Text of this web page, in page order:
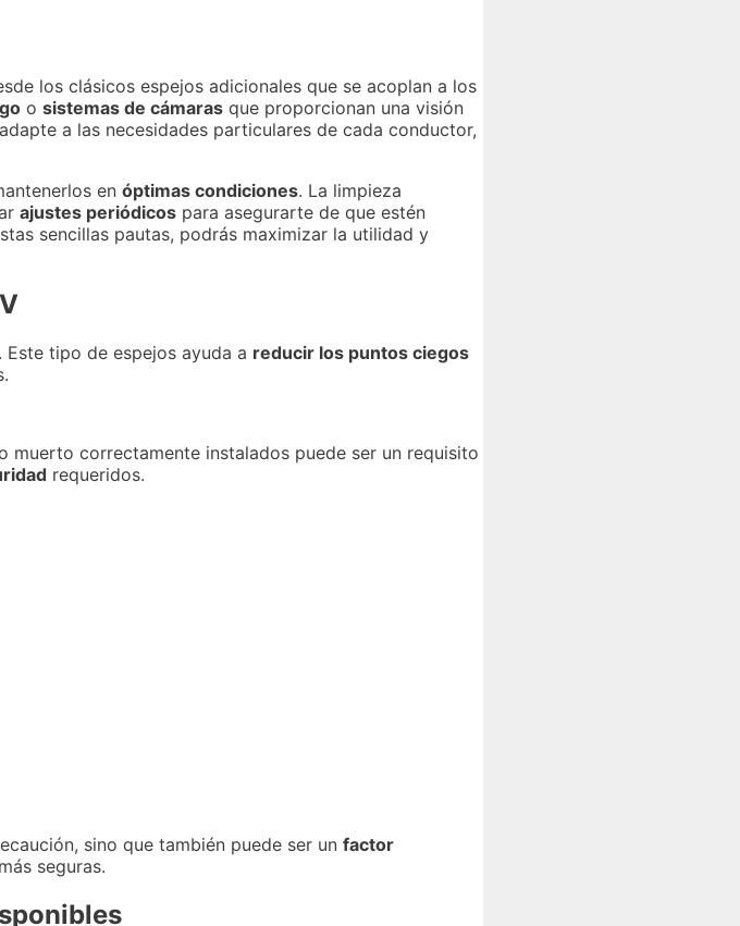
los clásicos espejos adicionales que se acoplan a los
o sistemas de cámaras que proporcionan una visión
a las necesidades particulares de cada conductor,
en óptimas condiciones. La limpieza
ajustes periódicos para asegurarte de que estén
sencillas pautas, podrás maximizar la utilidad y
tipo de espejos ayuda a reducir los puntos ciegos
muerto correctamente instalados puede ser un requisito
requeridos.
sino que también puede ser un factor
seguras.